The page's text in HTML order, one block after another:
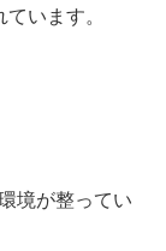
います。
境が整ってい